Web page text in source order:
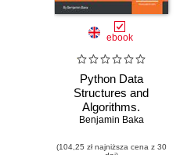
ebook
Python Data
Structures and
Algorithms.
Improve
performance with
Benjamin Baka
(104,25 zł najniższa cena z 30